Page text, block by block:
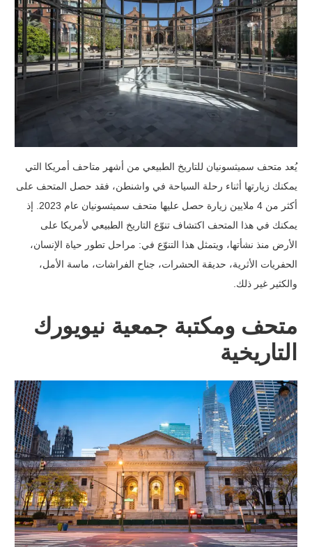
يُعد متحف سميثسونيان للتاريخ الطبيعي من أشهر متاحف أمريكا التي
يمكنك زيارتها أثناء رحلة السياحة في واشنطن، فقد حصل المتحف على
أكثر من 4 ملايين زيارة حصل عليها متحف سميثسونيان عام 2023. إذ
يمكنك في هذا المتحف اكتشاف تنوّع التاريخ الطبيعي لأمريكا على
الأرض منذ نشأتها، ويتمثل هذا التنوّع في: مراحل تطور حياة الإنسان،
الحفريات الأثرية، حديقة الحشرات، جناح الفراشات، ماسة الأمل،
والكثير غير ذلك.
متحف ومكتبة جمعية نيويورك
التاريخية